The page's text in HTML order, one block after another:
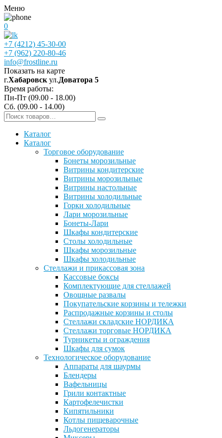
Меню
0
+7 (4212) 45-30-00
+7 (962) 220-80-46
info@frostline.ru
Показать на карте
г.Хабаровск ул.Доватора 5
Время работы:
Пн-Пт (09.00 - 18.00)
Сб. (09.00 - 14.00)
Каталог
Каталог
Торговое оборудование
Бонеты морозильные
Витрины кондитерские
Витрины морозильные
Витрины настольные
Витрины холодильные
Горки холодильные
Лари морозильные
Бонеты-Лари
Шкафы кондитерские
Столы холодильные
Шкафы морозильные
Шкафы холодильные
Стеллажи и прикассовая зона
Кассовые боксы
Комплектующие для стеллажей
Овощные развалы
Покупательские корзины и тележки
Распродажные корзины и столы
Стеллажи складские НОРДИКА
Стеллажи торговые НОРДИКА
Турникеты и ограждения
Шкафы для сумок
Технологическое оборудование
Аппараты для шаурмы
Блендеры
Вафельницы
Грили контактные
Картофелечистки
Кипятильники
Котлы пищеварочные
Льдогенераторы